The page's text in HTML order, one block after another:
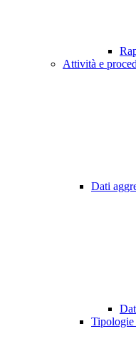
Attività e
Dati
Tipologie